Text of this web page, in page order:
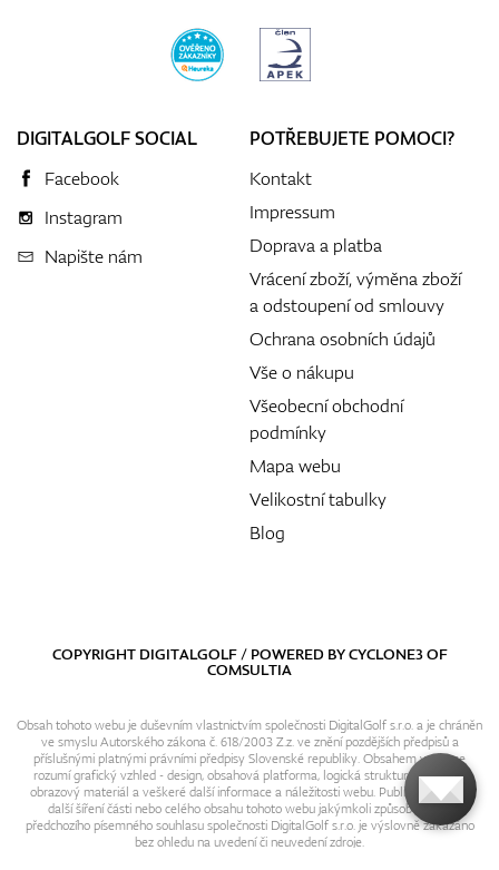
DIGITALGOLF SOCIAL
Facebook
Instagram
Napište nám
POTŘEBUJETE POMOCI?
Kontakt
Impressum
Doprava a platba
Vrácení zboží, výměna zboží
a odstoupení od smlouvy
Ochrana osobních údajů
Vše o nákupu
Všeobecní obchodní
podmínky
Mapa webu
Velikostní tabulky
Blog
COPYRIGHT DIGITALGOLF / POWERED BYCYCLONE3OF
COMSULTIA
Obsah tohoto webu je duševním vlastnictvím společnosti DigitalGolf s.r.o. a je chráněn
ve smyslu Autorského zákona č. 618/2003 Z.z. ve znění pozdějších předpisů a
příslušnými platnými právními předpisy Slovenské republiky. Obsahem webu se
rozumí grafický vzhled - design, obsahová platforma, logická struktura, textový i
obrazový materiál a veškeré další informace a náležitosti webu. Publikování resp.
další šíření části nebo celého obsahu tohoto webu jakýmkoli způsobem bez
předchozího písemného souhlasu společnosti DigitalGolf s.r.o. je výslovně zakázáno
bez ohledu na uvedení či neuvedení zdroje.